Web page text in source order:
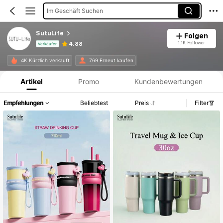
Im Geschäft Suchen
SutuLife
Verkäufer 4.88
Folgen
1.1K Follower
4K Kürzlich verkauft 769 Erneut kaufen
Produktinformation: Preisangabe, Verkaufs- und Lagerbestandsdetails.
Artikel Promo Kundenbewertungen
Empfehlungen Beliebtest Preis Filter